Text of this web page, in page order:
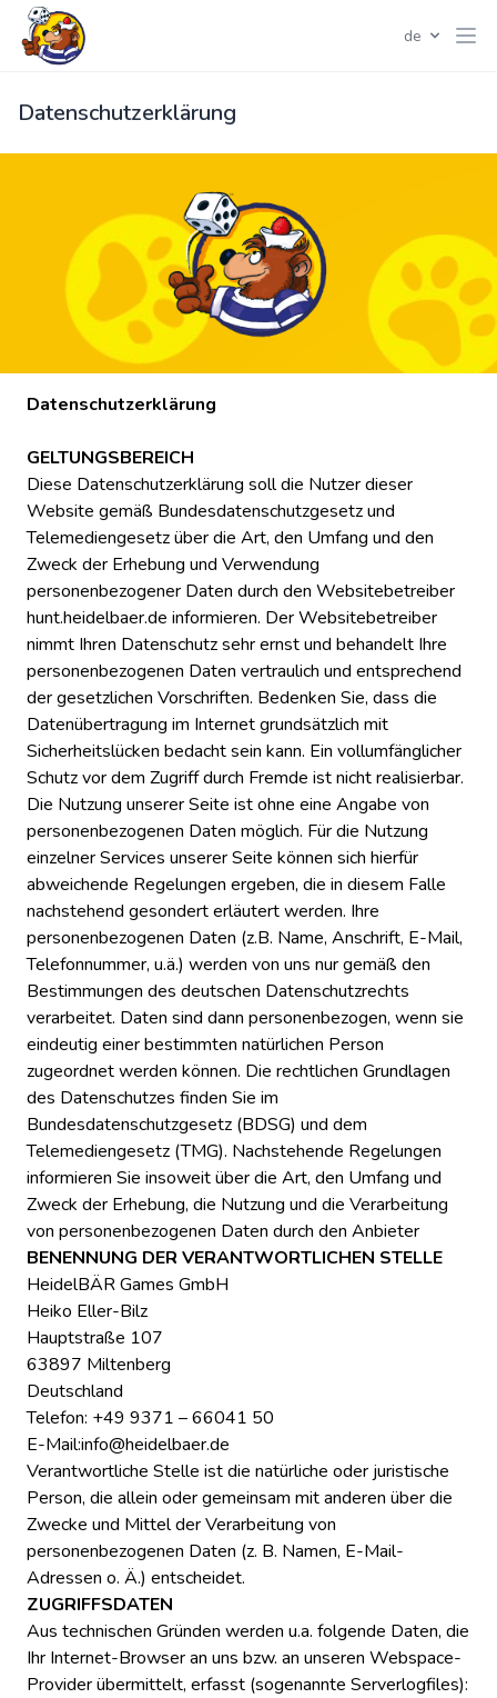
de
Datenschutzerklärung
Datenschutzerklärung
GELTUNGSBEREICH
Diese Datenschutzerklärung soll die Nutzer dieser
Website gemäß Bundesdatenschutzgesetz und
Telemediengesetz über die Art, den Umfang und den
Zweck der Erhebung und Verwendung
personenbezogener Daten durch den Websitebetreiber
hunt.heidelbaer.de informieren. Der Websitebetreiber
nimmt Ihren Datenschutz sehr ernst und behandelt Ihre
personenbezogenen Daten vertraulich und entsprechend
der gesetzlichen Vorschriften. Bedenken Sie, dass die
Datenübertragung im Internet grundsätzlich mit
Sicherheitslücken bedacht sein kann. Ein vollumfänglicher
Schutz vor dem Zugriff durch Fremde ist nicht realisierbar.
Die Nutzung unserer Seite ist ohne eine Angabe von
personenbezogenen Daten möglich. Für die Nutzung
einzelner Services unserer Seite können sich hierfür
abweichende Regelungen ergeben, die in diesem Falle
nachstehend gesondert erläutert werden. Ihre
personenbezogenen Daten (z.B. Name, Anschrift, E-Mail,
Telefonnummer, u.ä.) werden von uns nur gemäß den
Bestimmungen des deutschen Datenschutzrechts
verarbeitet. Daten sind dann personenbezogen, wenn sie
eindeutig einer bestimmten natürlichen Person
zugeordnet werden können. Die rechtlichen Grundlagen
des Datenschutzes finden Sie im
Bundesdatenschutzgesetz (BDSG) und dem
Telemediengesetz (TMG). Nachstehende Regelungen
informieren Sie insoweit über die Art, den Umfang und
Zweck der Erhebung, die Nutzung und die Verarbeitung
von personenbezogenen Daten durch den Anbieter
BENENNUNG DER VERANTWORTLICHEN STELLE
HeidelBÄR Games GmbH
Heiko Eller-Bilz
Hauptstraße 107
63897 Miltenberg
Deutschland
Telefon: +49 9371 – 66041 50
E-Mail:info@heidelbaer.de
Verantwortliche Stelle ist die natürliche oder juristische
Person, die allein oder gemeinsam mit anderen über die
Zwecke und Mittel der Verarbeitung von
personenbezogenen Daten (z. B. Namen, E-Mail-
Adressen o. Ä.) entscheidet.
ZUGRIFFSDATEN
Aus technischen Gründen werden u.a. folgende Daten, die
Ihr Internet-Browser an uns bzw. an unseren Webspace-
Provider übermittelt, erfasst (sogenannte Serverlogfiles):